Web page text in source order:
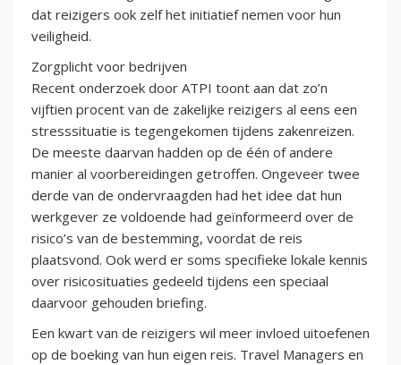
dat reizigers ook zelf het initiatief nemen voor hun
veiligheid.
Zorgplicht voor bedrijven
Recent onderzoek door ATPI toont aan dat zo’n
vijftien procent van de zakelijke reizigers al eens een
stresssituatie is tegengekomen tijdens zakenreizen.
De meeste daarvan hadden op de één of andere
manier al voorbereidingen getroffen. Ongeveer twee
derde van de ondervraagden had het idee dat hun
werkgever ze voldoende had geïnformeerd over de
risico’s van de bestemming, voordat de reis
plaatsvond. Ook werd er soms specifieke lokale kennis
over risicosituaties gedeeld tijdens een speciaal
daarvoor gehouden briefing.
Een kwart van de reizigers wil meer invloed uitoefenen
op de boeking van hun eigen reis. Travel Managers en